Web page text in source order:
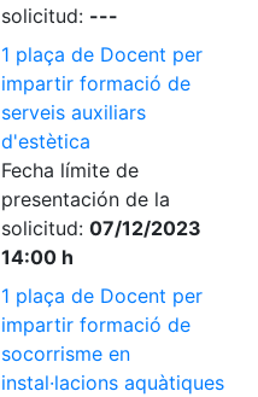
solicitud: ---
1 plaça de Docent per
impartir formació de
serveis auxiliars
d'estètica
Fecha límite de
presentación de la
solicitud: 07/12/2023
14:00 h
1 plaça de Docent per
impartir formació de
socorrisme en
instal·lacions aquàtiques